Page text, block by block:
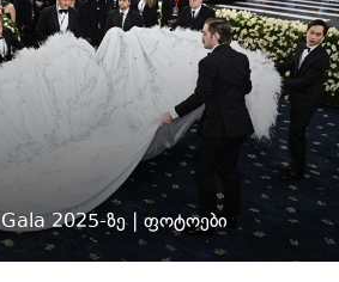
Gala 2025-ზე | ფოტოები